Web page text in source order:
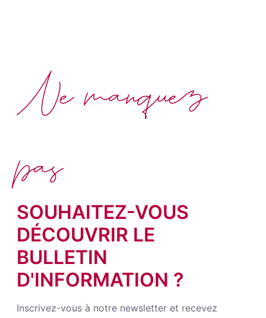
SOUHAITEZ-VOUS
DÉCOUVRIR LE
BULLETIN
D'INFORMATION ?
Inscrivez-vous à notre newsletter et recevez
Ne manquez
pas